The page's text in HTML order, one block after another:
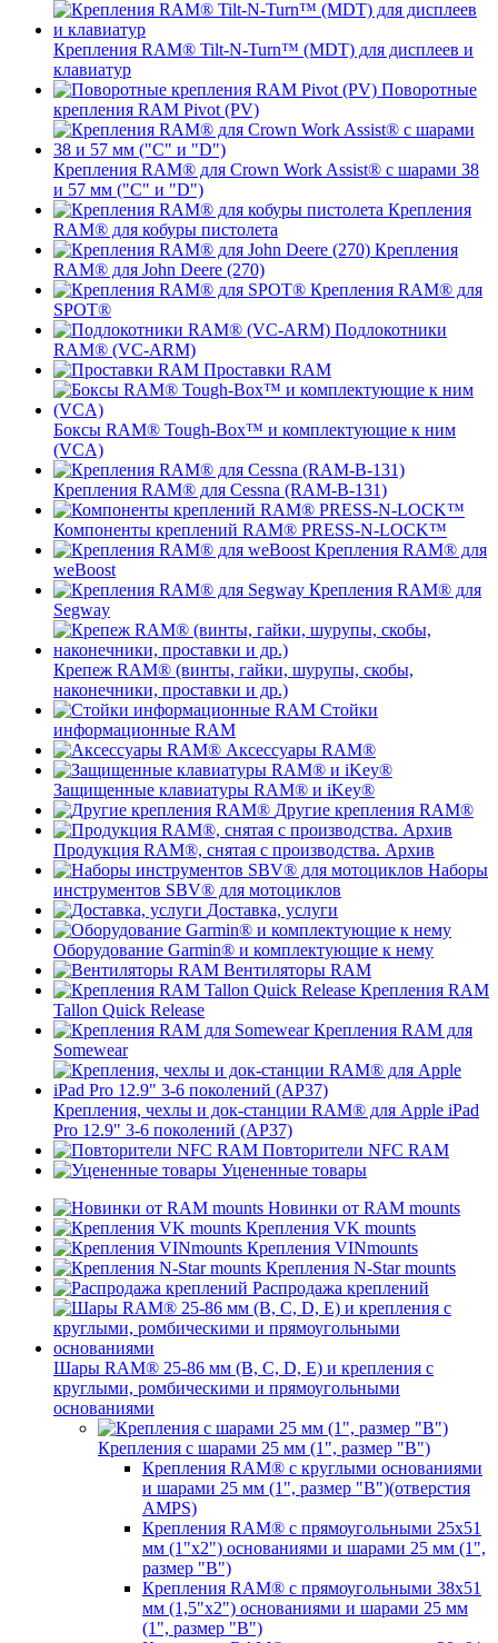
Крепления RAM® Tilt-N-Turn™ (MDT) для дисплеев и
клавиатур
Поворотные
крепления RAM Pivot (PV)
Крепления RAM® для Crown Work Assist® с шарами 38
и 57 мм ("C" и "D")
Крепления
RAM® для кобуры пистолета
Крепления
RAM® для John Deere (270)
Крепления RAM® для
SPOT®
Подлокотники
RAM® (VC-ARM)
Проставки RAM
Боксы RAM® Tough-Box™ и комплектующие к ним
(VCA)
Крепления RAM® для Cessna (RAM-B-131)
Компоненты креплений RAM® PRESS-N-LOCK™
Крепления RAM® для
weBoost
Крепления RAM® для
Segway
Крепеж RAM® (винты, гайки, шурупы, скобы,
наконечники, проставки и др.)
Стойки
информационные RAM
Аксессуары RAM®
Защищенные клавиатуры RAM® и iKey®
Другие крепления RAM®
Продукция RAM®, снятая с производства. Архив
Наборы
инструментов SBV® для мотоциклов
Доставка, услуги
Оборудование Garmin® и комплектующие к нему
Вентиляторы RAM
Крепления RAM
Tallon Quick Release
Крепления RAM для
Somewear
Крепления, чехлы и док-станции RAM® для Apple iPad
Pro 12.9" 3-6 поколений (AP37)
Повторители NFC RAM
Уцененные товары
Новинки от RAM mounts
Крепления VK mounts
Крепления VINmounts
Крепления N-Star mounts
Распродажа креплений
Шары RAM® 25-86 мм (B, C, D, E) и крепления с
круглыми, ромбическими и прямоугольными
основаниями
Крепления с шарами 25 мм (1", размер "B")
Крепления RAM® с круглыми основаниями
и шарами 25 мм (1", размер "B")(отверстия
AMPS)
Крепления RAM® с прямоугольными 25х51
мм (1"х2") основаниями и шарами 25 мм (1",
размер "B")
Крепления RAM® с прямоугольными 38х51
мм (1,5"х2") основаниями и шарами 25 мм
(1", размер "B")